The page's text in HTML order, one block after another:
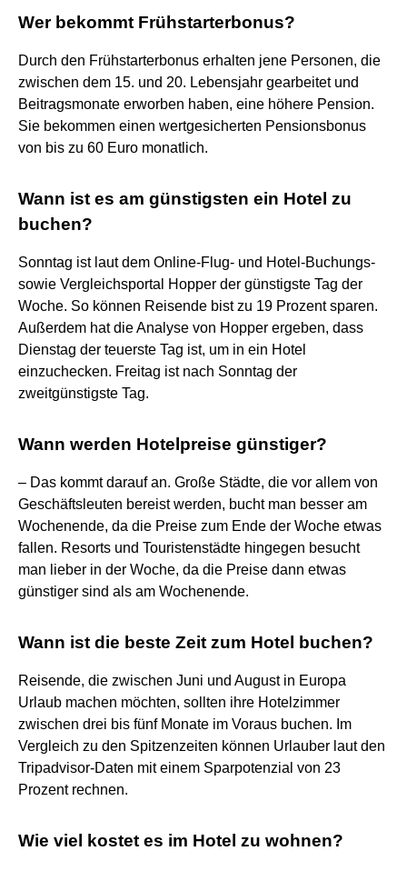
Wer bekommt Frühstarterbonus?
Durch den Frühstarterbonus erhalten jene Personen, die
zwischen dem 15. und 20. Lebensjahr gearbeitet und
Beitragsmonate erworben haben, eine höhere Pension.
Sie bekommen einen wertgesicherten Pensionsbonus
von bis zu 60 Euro monatlich.
Wann ist es am günstigsten ein Hotel zu
buchen?
Sonntag ist laut dem Online-Flug- und Hotel-Buchungs-
sowie Vergleichsportal Hopper der günstigste Tag der
Woche. So können Reisende bist zu 19 Prozent sparen.
Außerdem hat die Analyse von Hopper ergeben, dass
Dienstag der teuerste Tag ist, um in ein Hotel
einzuchecken. Freitag ist nach Sonntag der
zweitgünstigste Tag.
Wann werden Hotelpreise günstiger?
– Das kommt darauf an. Große Städte, die vor allem von
Geschäftsleuten bereist werden, bucht man besser am
Wochenende, da die Preise zum Ende der Woche etwas
fallen. Resorts und Touristenstädte hingegen besucht
man lieber in der Woche, da die Preise dann etwas
günstiger sind als am Wochenende.
Wann ist die beste Zeit zum Hotel buchen?
Reisende, die zwischen Juni und August in Europa
Urlaub machen möchten, sollten ihre Hotelzimmer
zwischen drei bis fünf Monate im Voraus buchen. Im
Vergleich zu den Spitzenzeiten können Urlauber laut den
Tripadvisor-Daten mit einem Sparpotenzial von 23
Prozent rechnen.
Wie viel kostet es im Hotel zu wohnen?